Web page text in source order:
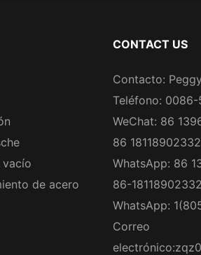
vacío
de acero
CONTACT US
Contacto:
Teléfono: 0086-
WeChat: 86
86 18118902332
WhatsApp: 86
86-18118902332
WhatsApp:
Correo
electrónico: